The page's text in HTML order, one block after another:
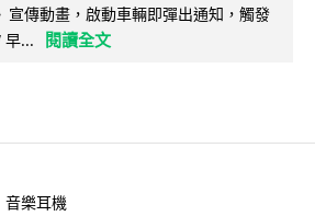
宣傳動畫，啟動車輛即彈出通知，觸發
早...
閱讀全文
音樂耳機